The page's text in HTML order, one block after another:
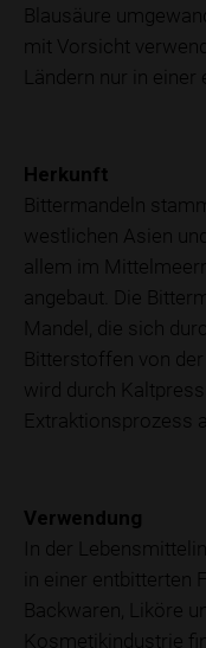
Blausäure
mit Vorsicht
Ländern nur in
Herkunft
Bittermandeln
westlichen Asien
allem im
angebaut. Die
Mandel, die sich
Bitterstoffen von
wird durch
Extraktionsprozess
Verwendung
In der
in einer
Backwaren, Liköre
Kosmetikindustrie